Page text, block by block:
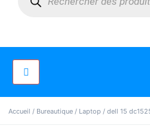
Accueil / Bureautique / Laptop / dell 15